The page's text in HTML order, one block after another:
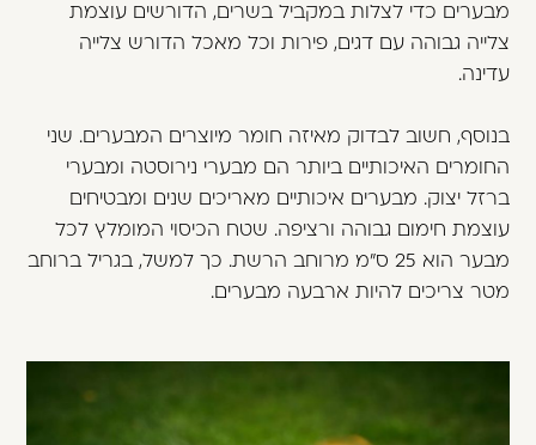
מבערים כדי לצלות במקביל בשרים, הדורשים עוצמת
צלייה גבוהה עם דגים, פירות וכל מאכל הדורש צלייה
עדינה.
בנוסף, חשוב לבדוק מאיזה חומר מיוצרים המבערים. שני
החומרים האיכותיים ביותר הם מבערי נירוסטה ומבערי
ברזל יצוק. מבערים איכותיים מאריכים שנים ומבטיחים
עוצמת חימום גבוהה ורציפה. שטח הכיסוי המומלץ לכל
מבער הוא 25 ס"מ מרוחב הרשת. כך למשל, בגריל ברוחב
מטר צריכים להיות ארבעה מבערים.